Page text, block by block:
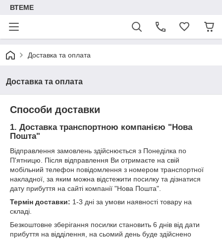
ВТЕМЕ
Доставка та оплата
Доставка та оплата
Способи доставки
1. Доставка транспортною компанією "Нова
Пошта"
Відправлення замовлень здійснюється з Понеділка по
П'ятницю. Після відправлення Ви отримаєте на свій
мобільний телефон повідомлення з номером транспортної
накладної, за яким можна відстежити посилку та дізнатися
дату прибуття на сайті компанії "Нова Пошта".
Термін доставки: 1-3 дні за умови наявності товару на
складі.
Безкоштовне зберігання посилки становить 6 днів від дати
прибуття на відділення, на сьомий день буде здійснено